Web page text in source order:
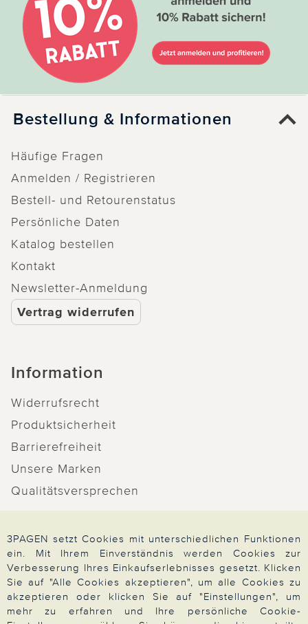
Bestellung & Informationen
Häufige Fragen
Anmelden / Registrieren
Bestell- und Retourenstatus
Persönliche Daten
Katalog bestellen
Kontakt
Newsletter-Anmeldung
Vertrag widerrufen
Information
Widerrufsrecht
Produktsicherheit
Barrierefreiheit
Unsere Marken
Qualitätsversprechen
Zahlung & Versand
Über 3PAGEN
3PAGEN setzt Cookies mit unterschiedlichen Funktionen
ein. Mit Ihrem Einverständnis werden Cookies zur
Verbesserung Ihres Einkaufserlebnisses gesetzt. Klicken
Sie auf "Alle Cookies akzeptieren", um alle Cookies zu
akzeptieren oder klicken Sie auf "Einstellungen", um
mehr zu erfahren und Ihre persönliche Cookie-